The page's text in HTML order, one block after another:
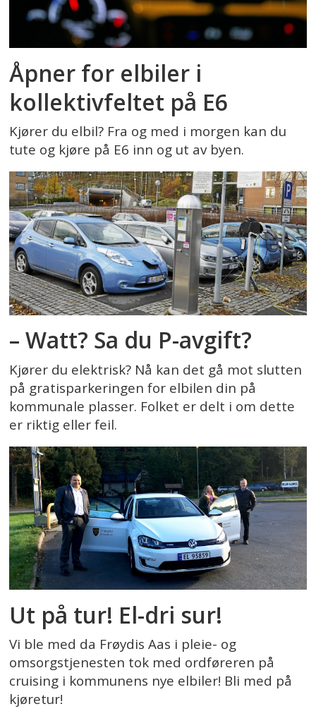
Åpner for elbiler i
kollektivfeltet på E6
Kjører du elbil? Fra og med i morgen kan du
tute og kjøre på E6 inn og ut av byen.
– Watt? Sa du P-avgift?
Kjører du elektrisk? Nå kan det gå mot slutten
på gratisparkeringen for elbilen din på
kommunale plasser. Folket er delt i om dette
er riktig eller feil.
Ut på tur! El-dri sur!
Vi ble med da Frøydis Aas i pleie- og
omsorgstjenesten tok med ordføreren på
cruising i kommunens nye elbiler! Bli med på
kjøretur!